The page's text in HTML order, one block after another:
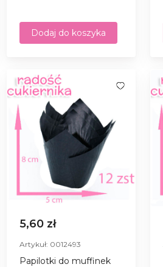
Dodaj do koszyka
5,60 zł
Artykuł: 0012493
Papilotki do muffinek